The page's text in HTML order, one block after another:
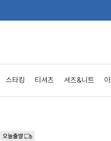
스타킹 티셔츠 셔츠&니트